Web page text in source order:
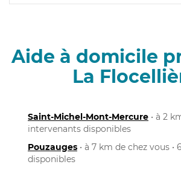
Aide à domicile
La
Saint-Michel-Mont-Mercure • à 2
intervenants disponibles
Pouzauges • à 7 km de chez vous
disponibles